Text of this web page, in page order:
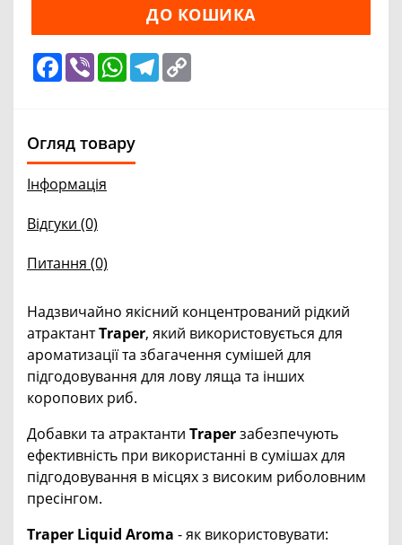
ДО КОШИКА
Facebook
Viber WhatsApp
Telegram
Огляд товару
Інформація
Відгуки (0)
Питання (0)
Надзвичайно якісний концентрований рідкий
атрактантTraper, який використовується для
ароматизації та збагачення сумішей для
підгодовування для лову ляща та інших
коропових риб.
Добавки та атрактанти Traperзабезпечують
ефективність при використанні в сумішах для
підгодовування в місцях з високим риболовним
пресінгом.
Traper Liquid Aroma - як використовувати: